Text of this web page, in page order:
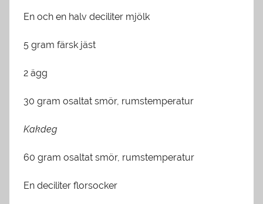
En och en halv deciliter mjölk
5 gram färsk jäst
2 ägg
30 gram osaltat smör, rumstemperatur
Kakdeg
60 gram osaltat smör, rumstemperatur
En deciliter florsocker